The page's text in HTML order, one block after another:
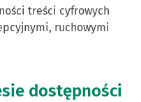
treści cyfrowych
ruchowymi
dostępności